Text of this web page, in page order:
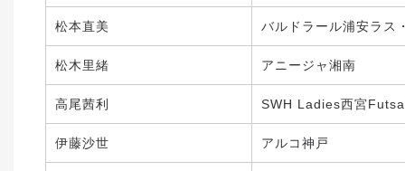
松本直美 バルドラール浦安ラス
松木里緒 アニージャ湘南
高尾茜利 SWH Ladies西宮
伊藤沙世 アルコ神戸